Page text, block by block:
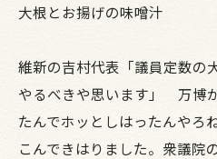
大根とお揚げの味噌汁
維新の吉村代表「議員定数の
やるべきや思います」 万博
たんでホッとしはったんやろ
こんできはりました。衆議院